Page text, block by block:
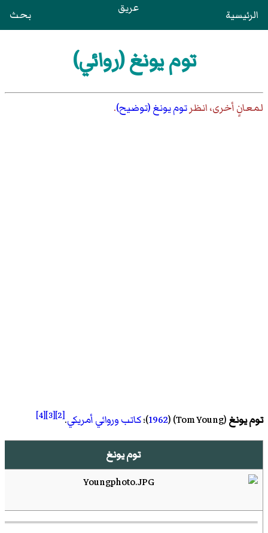
الرئيسية عريق بحث
توم يونغ (روائي)
لمعانٍ أخرى، انظرتوم يونغ (توضيح).
توم يونغ(
Tom Young
)‏ (
1962)؛كاتبوروائيأمريكي.
[2]
[3]
[4]
توم يونغ